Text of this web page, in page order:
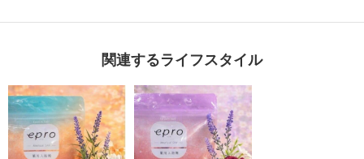
関連するライフスタイル